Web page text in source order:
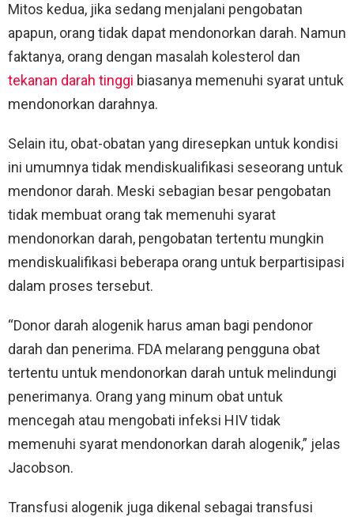
Mitos kedua, jika sedang menjalani pengobatan
apapun, orang tidak dapat mendonorkan darah. Namun
faktanya, orang dengan masalah kolesterol dan
tekanan darah tinggi biasanya memenuhi syarat untuk
mendonorkan darahnya.
Selain itu, obat-obatan yang diresepkan untuk kondisi
ini umumnya tidak mendiskualifikasi seseorang untuk
mendonor darah. Meski sebagian besar pengobatan
tidak membuat orang tak memenuhi syarat
mendonorkan darah, pengobatan tertentu mungkin
mendiskualifikasi beberapa orang untuk berpartisipasi
dalam proses tersebut.
“Donor darah alogenik harus aman bagi pendonor
darah dan penerima. FDA melarang pengguna obat
tertentu untuk mendonorkan darah untuk melindungi
penerimanya. Orang yang minum obat untuk
mencegah atau mengobati infeksi HIV tidak
memenuhi syarat mendonorkan darah alogenik,” jelas
Jacobson.
Transfusi alogenik juga dikenal sebagai transfusi